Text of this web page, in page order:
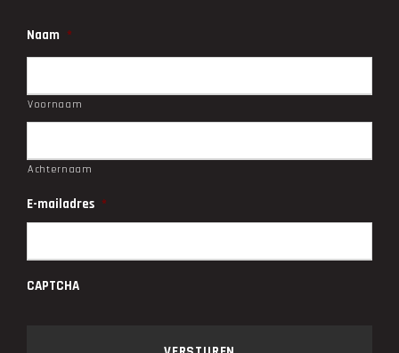
Naam *
Voornaam
Achternaam
E-mailadres *
CAPTCHA